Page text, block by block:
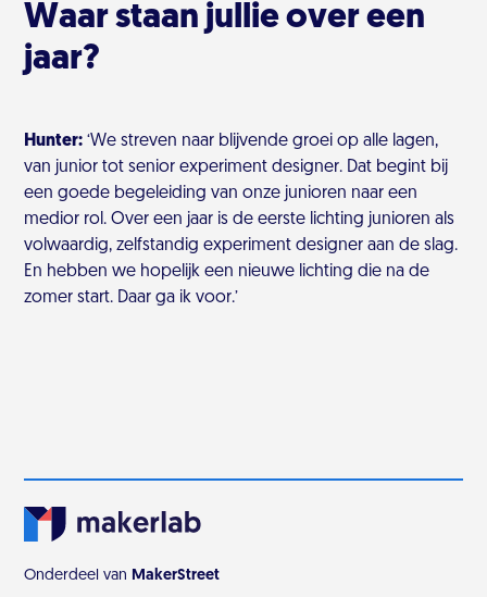
Waar staan jullie over een
jaar?
Hunter: ‘We streven naar blijvende groei op alle lagen,
van junior tot senior experiment designer. Dat begint bij
een goede begeleiding van onze junioren naar een
medior rol. Over een jaar is de eerste lichting junioren als
volwaardig, zelfstandig experiment designer aan de slag.
En hebben we hopelijk een nieuwe lichting die na de
zomer start. Daar ga ik voor.’
Onderdeel van MakerStreet